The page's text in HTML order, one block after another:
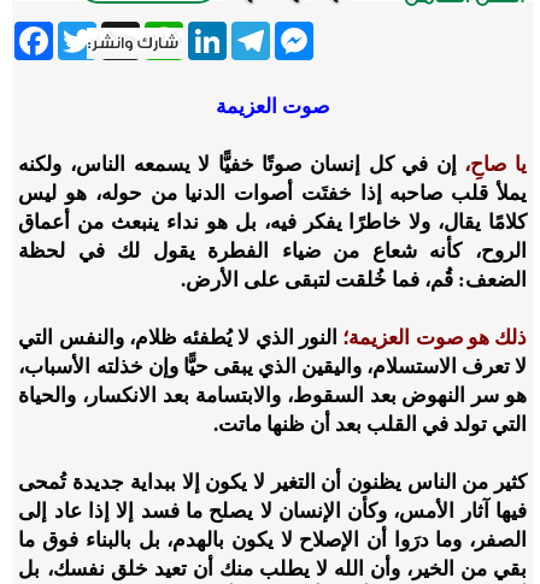
Twitter X
WhatsApp
LinkedInTelegram
Messenger
صوت العزيمة
يا صاحِ، إن في كل إنسان صوتًا خفيًّا لا يسمعه الناس، ولكنه
يملأ قلب صاحبه إذا خفتَت أصوات الدنيا من حوله، هو ليس
كلامًا يقال، ولا خاطرًا يفكر فيه، بل هو نداء ينبعث من أعماق
الروح، كأنه شعاع من ضياء الفطرة يقول لك في لحظة
الضعف: قُم، فما خُلقت لتبقى على الأرض.
ذلك هو صوت العزيمة؛ النور الذي لا يُطفئه ظلام، والنفس التي
لا تعرف الاستسلام، واليقين الذي يبقى حيًّا وإن خذلته الأسباب،
هو سر النهوض بعد السقوط، والابتسامة بعد الانكسار، والحياة
التي تولد في القلب بعد أن ظنها ماتت.
كثير من الناس يظنون أن التغير لا يكون إلا ببداية جديدة تُمحى
فيها آثار الأمس، وكأن الإنسان لا يصلح ما فسد إلا إذا عاد إلى
الصفر، وما درَوا أن الإصلاح لا يكون بالهدم، بل بالبناء فوق ما
بقي من الخير، وأن الله لا يطلب منك أن تعيد خلق نفسك، بل